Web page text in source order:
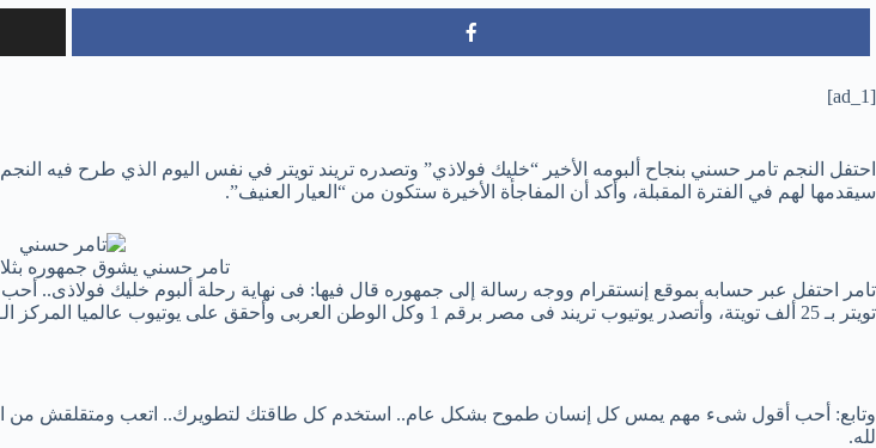
[ad_1]
احتفل النجم تامر حسني بنجاح ألبومه الأخير “خليك فولاذي” وتصدره تريند تويتر في نفس اليوم الذي طرح فيه
سيقدمها لهم في الفترة المقبلة، وأكد أن المفاجأة الأخيرة ستكون من “العيار العنيف”.
تامر حسني يشوق جمهوره
تويتر بـ 25 ألف تويتة، وأتصدر يوتيوب تريند فى مصر برقم 1 وكل الوطن العربى وأحقق على يوتيوب عالميا المركز الـ19 بعد النجمه العالمية چينفرلوبيز.
وتابع: أحب أقول شىء مهم يمس كل إنسان طموح بشكل عام.. استخدم كل طاقتك لتطويرك.. اتعب ومتقلقش من
لله.